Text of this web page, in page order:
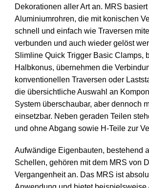
Dekorationen aller Art an. MRS basiert
Aluminiumrohren, die mit konischen
schnell und einfach wie Traversen
verbunden und auch wieder gelöst
Slimline Quick Trigger Basic Clamps,
Halbkonus, übernehmen die
konventionellen Traversen oder
die übersichtliche Auswahl an
System überschaubar, aber dennoch
einsetzbar. Neben geraden Teilen
und ohne Abgang sowie H-Teile zur
Aufwändige Eigenbauten, bestehend
Schellen, gehören mit dem MRS von
Vergangenheit an. Das MRS ist